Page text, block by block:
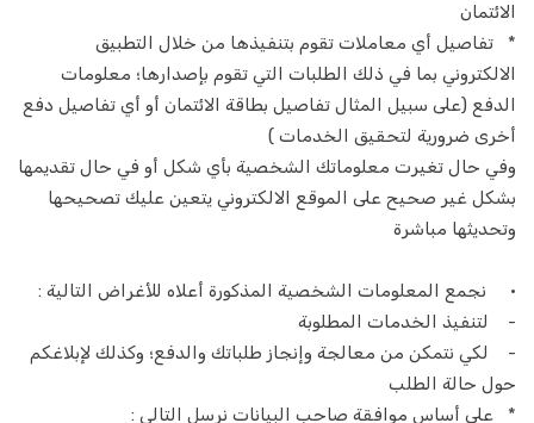
توصيل طلبات الطعام
تسليم البقالة
صيدلية التسليم
تسليم المياه المعبأة في زجاجات
استشارة عبر الفيديو عبر الإنترنت
استشر الطبيب على مكالمة الفيديو
استأجر وتعلم من المعلم عبر مكالمة الفيديو
استشر محاميًا في مكالمة فيديو
الائتمان
* تفاصيل أي معاملات تقوم بتنفيذها من خلال التطبيق
الالكتروني بما في ذلك الطلبات التي تقوم بإصدارها؛ معلومات
الدفع (على سبيل المثال تفاصيل بطاقة الائتمان أو أي تفاصيل دفع
أخرى ضرورية لتحقيق الخدمات )
وفي حال تغيرت معلوماتك الشخصية بأي شكل أو في حال تقديمها
بشكل غير صحيح على الموقع الالكتروني يتعين عليك تصحيحها
وتحديثها مباشرة
• نجمع المعلومات الشخصية المذكورة أعلاه للأغراض التالية :
- لتنفيذ الخدمات المطلوبة
- لكي نتمكن من معالجة وإنجاز طلباتك والدفع؛ وكذلك لإبلاغكم
حول حالة الطلب
* على أساس موافقة صاحب البيانات نرسل التالي :